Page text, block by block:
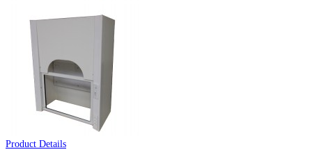
Product Details